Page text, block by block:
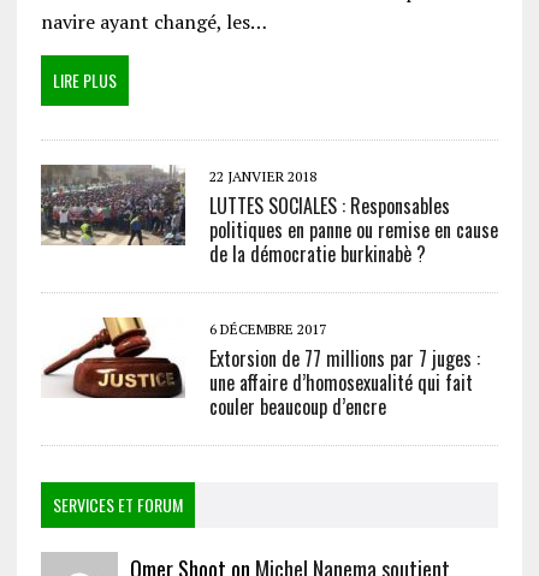
navire ayant changé, les…
LIRE PLUS
22 JANVIER 2018
LUTTES SOCIALES : Responsables
politiques en panne ou remise en cause
de la démocratie burkinabè ?
6 DÉCEMBRE 2017
Extorsion de 77 millions par 7 juges :
une affaire d’homosexualité qui fait
couler beaucoup d’encre
SERVICES ET FORUM
Omer Shoot on Michel Nanema soutient